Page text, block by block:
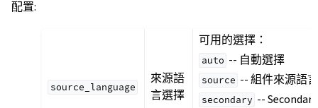
配置:
source_language
來源語
言選擇
可用的選擇：
auto -- 自動選擇
source -- 組件來源語
secondary -- Secondary